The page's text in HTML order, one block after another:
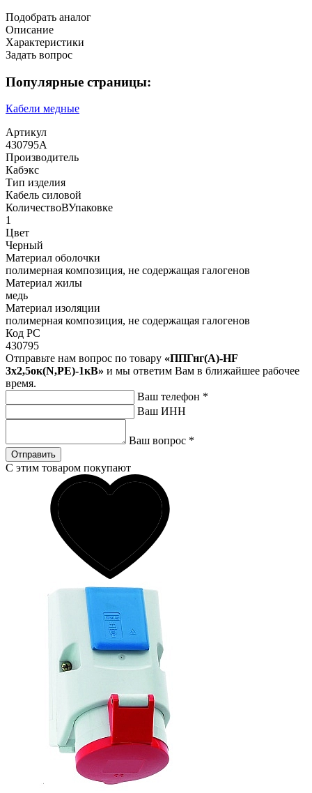
Подобрать аналог
Описание
Характеристики
Задать вопрос
Популярные страницы:
Кабели медные
Артикул
430795А
Производитель
Кабэкс
Тип изделия
Кабель силовой
КоличествоВУпаковке
1
Цвет
Черный
Материал оболочки
полимерная композиция, не содержащая галогенов
Материал жилы
медь
Материал изоляции
полимерная композиция, не содержащая галогенов
Код РС
430795
Отправьте нам вопрос по товару «ППГнг(А)-HF
3х2,5ок(N,PE)-1кВ» и мы ответим Вам в ближайшее рабочее
время.
Ваш телефон *
Ваш ИНН
Ваш вопрос *
Отправить
С этим товаром покупают